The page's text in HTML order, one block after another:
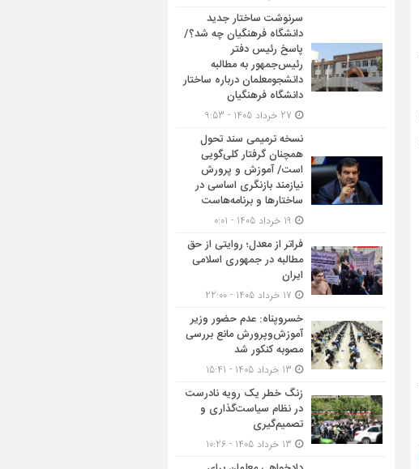
سرنوشت ساختار جدید
دانشگاه فرهنگیان چه شد؟/
پاسخ رئیس دفتر
رئیس‌جمهور به مطالبه
دانشجومعلمان درباره ساختار
دانشگاه فرهنگیان
نسخه ترمیمی سند تحول
همچنان گرفتار کلی‌گویی
است/ آموزش و پرورش
نیازمند بازنگری اساسی در
ساختارها و برنامه‌هاست
فراتر از معدل؛ روایتی از حق
مطالبه در جمهوری اسلامی
ایران
خسروپناه: عدم حضور وزیر
آموزش‌وپرورش مانع بررسی
مصوبه کنکور شد
زنگ خطر یک رویه نادرست
در نظام سیاست‌گذاری و
تصمیم‌گیری